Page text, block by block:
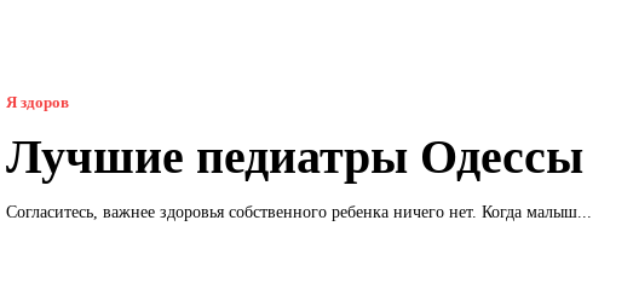
Я здоров
Лучшие педиатры Одессы
Согласитесь, важнее здоровья собственного ребенка ничего нет. Когда малыш...